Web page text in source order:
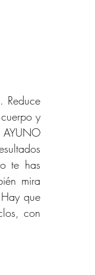
Reduce
y
te has
mira
que
con